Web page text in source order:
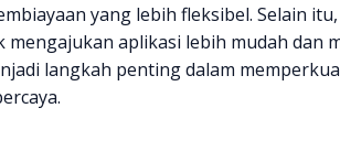
yang lebih fleksibel. Selain
mengajukan aplikasi lebih mudah dan
langkah penting dalam